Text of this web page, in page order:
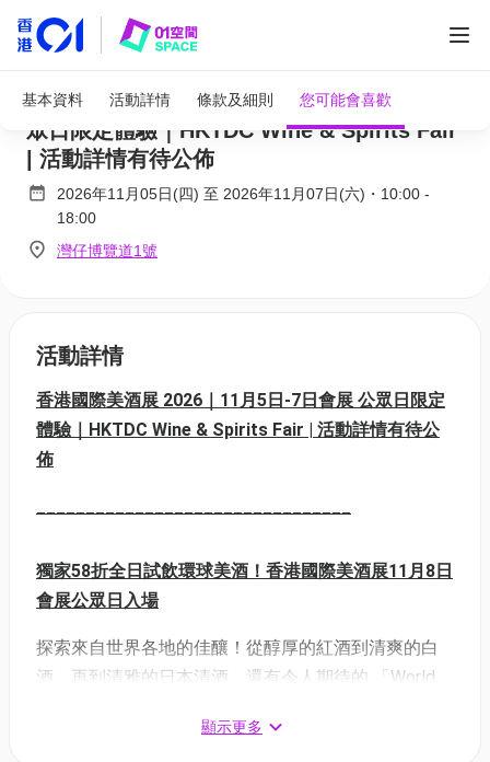
基本資料 活動詳情 條款及細則 您可能會喜歡
香港國際美酒展 2026｜11月5日-7日會展 公
眾日限定體驗｜HKTDC Wine & Spirits Fair
| 活動詳情有待公佈
2026年11月05日(四) 至 2026年11月07日(六) ・ 10:00 -
18:00
灣仔博覽道1號
活動詳情
香港國際美酒展 2026｜11月5日-7日會展 公眾日限定
體驗｜HKTDC Wine & Spirits Fair | 活動詳情有待公
佈
獨家58折全日試飲環球美酒！香港國際美酒展11月8日
會展公眾日入場
探索來自世界各地的佳釀！從醇厚的紅酒到清爽的白
酒，再到清雅的日本清酒，還有令人期待的 「World
舌蘭與更多精品烈酒！大會更設有 「品鑑師精選」 活
顯示更多